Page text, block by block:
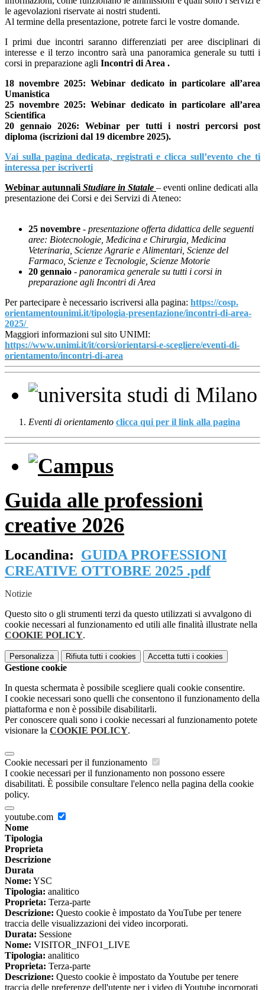
le agevolazioni riservate ai nostri studenti.
Al termine della presentazione, potrete farci le vostre domande.
I primi due incontri saranno differenziati per aree disciplinari di
interesse e il terzo incontro sarà una panoramica generale su tutti i
corsi in preparazione agli Incontri di Area .
18 novembre 2025: Webinar dedicato in particolare all’area
Umanistica
25 novembre 2025: Webinar dedicato in particolare all’area
Scientifica
20 gennaio 2026: Webinar per tutti i nostri percorsi post
diploma (iscrizioni dal 19 dicembre 2025).
Vai sulla pagina dedicata, registrati e clicca sull’evento che ti
interessa per iscriverti
Webinar autunnali Studiare in Statale – eventi online dedicati alla
presentazione dei Corsi e dei Servizi di Ateneo:
25 novembre - presentazione offerta didattica delle seguenti
aree: Biotecnologie, Medicina e Chirurgia, Medicina
Veterinaria, Scienze Agrarie e Alimentari, Scienze del
Farmaco, Scienze e Tecnologie, Scienze Motorie
20 gennaio - panoramica generale su tutti i corsi in
preparazione agli Incontri di Area
Per partecipare è necessario iscriversi alla pagina: https://cosp.
orientamentounimi.it/tipologia-presentazione/incontri-di-area-
2025/
Maggiori informazioni sul sito UNIMI:
https://www.unimi.it/it/corsi/orientarsi-e-scegliere/eventi-di-
orientamento/incontri-di-area
Eventi di orientamento clicca qui per il link alla pagina
Guida alle professioni
creative 2026
Locandina: GUIDA PROFESSIONI
CREATIVE OTTOBRE 2025 .pdf
Notizie
Questo sito o gli strumenti terzi da questo utilizzati si avvalgono di
cookie necessari al funzionamento ed utili alle finalità illustrate nella
COOKIE POLICY.
Personalizza Rifiuta tutti i cookies Accetta tutti i cookies
Gestione cookie
In questa schermata è possibile scegliere quali cookie consentire.
I cookie necessari sono quelli che consentono il funzionamento della
piattaforma e non è possibile disabilitarli.
Per conoscere quali sono i cookie necessari al funzionamento potete
visionare la COOKIE POLICY.
Cookie necessari per il funzionamento
I cookie necessari per il funzionamento non possono essere
disabilitati. È possibile consultare l'elenco nella pagina della cookie
policy.
youtube.com
Nome
Tipologia
Proprieta
Descrizione
Durata
Nome: YSC
Tipologia: analitico
Proprieta: Terza-parte
Descrizione: Questo cookie è impostato da YouTube per tenere
traccia delle visualizzazioni dei video incorporati.
Durata: Sessione
Nome: VISITOR_INFO1_LIVE
Tipologia: analitico
Proprieta: Terza-parte
Descrizione: Questo cookie è impostato da Youtube per tenere
traccia delle preferenze dell'utente per i video di Youtube incorporati